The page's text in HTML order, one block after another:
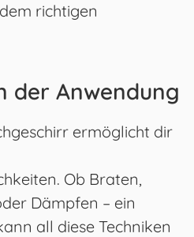
richtigen
der Anwendung
ermöglicht dir
Ob Braten,
Dämpfen – ein
all diese Techniken